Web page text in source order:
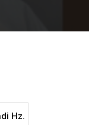
Hz.